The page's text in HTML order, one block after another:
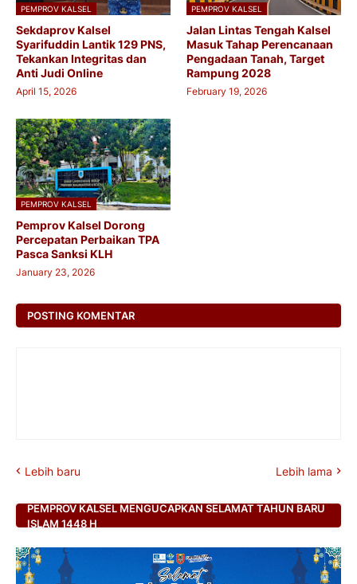
PEMPROV KALSEL
Sekdaprov Kalsel
Syarifuddin Lantik 129 PNS,
Tekankan Integritas dan
Anti Judi Online
April 15, 2026
PEMPROV KALSEL
Jalan Lintas Tengah Kalsel
Masuk Tahap Perencanaan
Pengadaan Tanah, Target
Rampung 2028
February 19, 2026
PEMPROV KALSEL
Pemprov Kalsel Dorong
Percepatan Perbaikan TPA
Pasca Sanksi KLH
January 23, 2026
POSTING KOMENTAR
Lebih baru Lebih lama
PEMPROV KALSEL MENGUCAPKAN SELAMAT TAHUN BARU
ISLAM 1448 H